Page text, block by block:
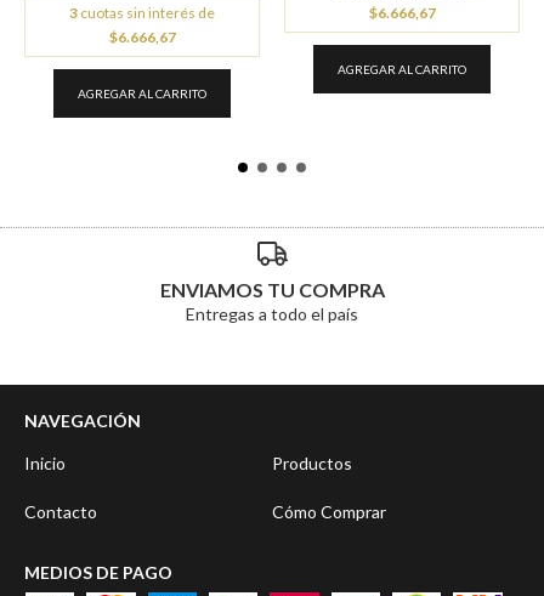
3 cuotas sin interés de
$6.666,67
$6.666,67
ENVIAMOS TU COMPRA
Entregas a todo el país
NAVEGACIÓN
Inicio Productos
Contacto Cómo Comprar
MEDIOS DE PAGO